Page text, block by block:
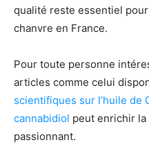
qualité reste essentiel
chanvre en France.
Pour toute personne
articles comme celui
scientifiques sur l’huile de
cannabidiol peut enrichir
passionnant.